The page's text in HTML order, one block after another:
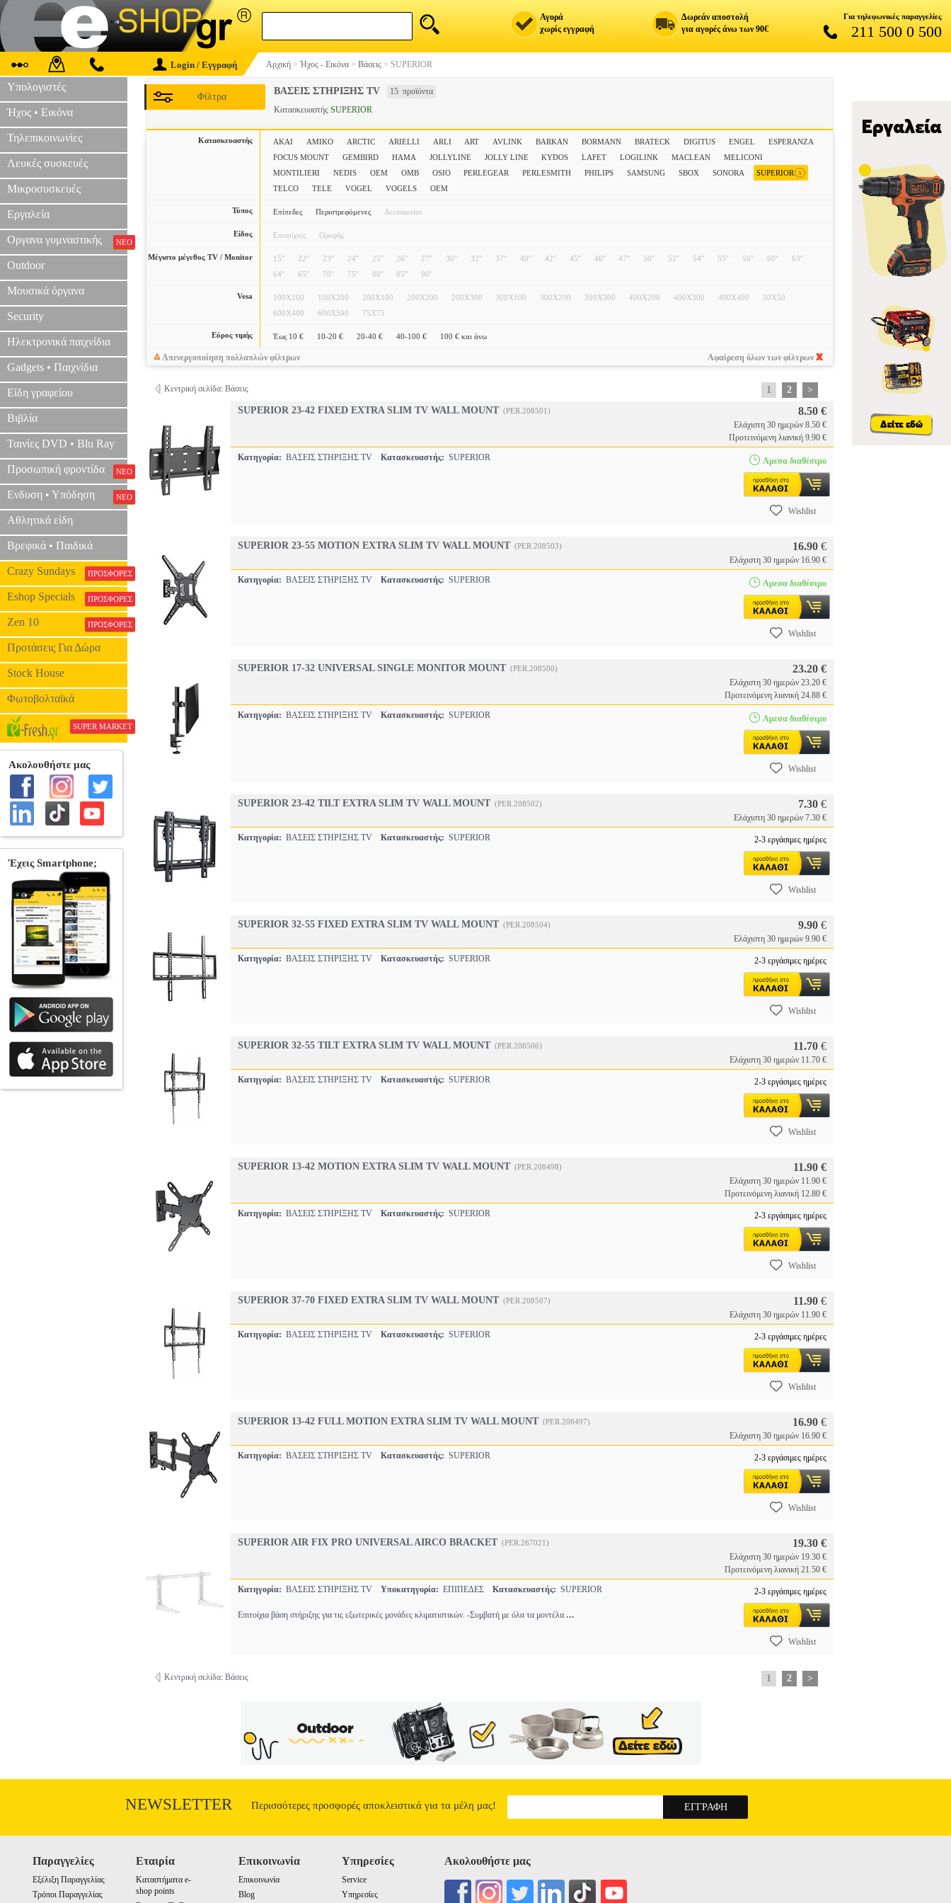
Αγορά
χωρίς εγγραφή
Δωρεάν αποστολή
για αγορές άνω των 90€
Για τηλεφωνικές παραγγελίες
211 500 0 500
Login / Εγγραφή Αρχική >Ήχος - Εικόνα > Βάσεις > SUPERIOR
Υπολογιστές
Ήχος • Εικόνα
Τηλεπικοινωνίες
Λευκές συσκευές
Μικροσυσκευές
Εργαλεία
Οργανα γυμναστικής ΝΕΟ
Outdoor
Μουσικά όργανα
Security
Ηλεκτρονικά παιχνίδια
Gadgets • Παιχνίδια
Είδη γραφείου
Βιβλία
Ταινίες DVD • Blu Ray
Προσωπική φροντίδα ΝΕΟ
Ενδυση • Υπόδηση ΝΕΟ
Αθλητικά είδη
Βρεφικά • Παιδικά
Crazy Sundays ΠΡΟΣΦΟΡΕΣ
Eshop Specials ΠΡΟΣΦΟΡΕΣ
Zen 10 ΠΡΟΣΦΟΡΕΣ
Προτάσεις Για Δώρα
Stock House
Φωτοβολταϊκά
SUPER MARKET
ΒΑΣΕΙΣ ΣΤΗΡΙΞΗΣ TV 15 προϊόντα
Φίλτρα
Κατασκευαστής SUPERIOR
Κατασκευαστής AKAI AMIKO ARCTIC ARIELLI ARLI ART AVLINK BARKAN BORMANN BRATECK DIGITUS ENGEL
ESPERANZA
FOCUS MOUNT
GEMBIRD HAMA JOLLYLINE JOLLY LINE KYDOS LAFET LOGILINK MACLEAN
MELICONI
MONTILIERI
NEDIS OEM OMB OSIO PERLEGEAR PERLESMITH PHILIPS SAMSUNG SBOX SONORA SUPERIOR x
TELCO
TELE VOGEL VOGELS ΟΕΜ
Τύπος Επίπεδες Περιστρεφόμενες Accessories
Είδος Επιτοίχιες Οροφής
Μέγιστο μέγεθος TV / Monitor 15'' 22'' 23'' 24'' 25'' 26'' 27'' 30'' 32'' 37'' 40'' 42'' 45'' 46'' 47'' 50'' 52'' 54'' 55'' 56'' 60''
63''
64''
65'' 70'' 75'' 80'' 85'' 90''
Vesa 100X100 100X200 200X100 200X200 200X300 300X100 300X200 300X300 400X200 400X300 400X400
50X50
600X400
600X500 75X75
Εύρος τιμής Έως 10 € 10-20 € 20-40 € 40-100 € 100 € και άνω
Απενεργοποίηση πολλαπλών φίλτρων Αφαίρεση όλων των φίλτρων
Κεντρική σελίδα: Βάσεις 1 2
>
SUPERIOR 23-42 FIXED EXTRA SLIM TV WALL MOUNT (PER.208501) 8.50 €
Ελάχιστη 30 ημερών 8.50 €
Προτεινόμενη λιανική 9.90 €
Κατηγορία: ΒΑΣΕΙΣ ΣΤΗΡΙΞΗΣ TV Κατασκευαστής: SUPERIOR Αμεσα διαθέσιμο
Wishlist
SUPERIOR 23-55 MOTION EXTRA SLIM TV WALL MOUNT (PER.208503) 16.90 €
Ελάχιστη 30 ημερών 16.90 €
Κατηγορία: ΒΑΣΕΙΣ ΣΤΗΡΙΞΗΣ TV Κατασκευαστής: SUPERIOR Αμεσα διαθέσιμο
Wishlist
SUPERIOR 17-32 UNIVERSAL SINGLE MONITOR MOUNT (PER.208500) 23.20 €
Ελάχιστη 30 ημερών 23.20 €
Προτεινόμενη λιανική 24.88 €
Κατηγορία: ΒΑΣΕΙΣ ΣΤΗΡΙΞΗΣ TV Κατασκευαστής: SUPERIOR Αμεσα διαθέσιμο
Wishlist
SUPERIOR 23-42 TILT EXTRA SLIM TV WALL MOUNT (PER.208502) 7.30 €
Ελάχιστη 30 ημερών 7.30 €
Κατηγορία: ΒΑΣΕΙΣ ΣΤΗΡΙΞΗΣ TV Κατασκευαστής: SUPERIOR 2-3 εργάσιμες ημέρες
Wishlist
SUPERIOR 32-55 FIXED EXTRA SLIM TV WALL MOUNT (PER.208504) 9.90 €
Ελάχιστη 30 ημερών 9.90 €
Κατηγορία: ΒΑΣΕΙΣ ΣΤΗΡΙΞΗΣ TV Κατασκευαστής: SUPERIOR 2-3 εργάσιμες ημέρες
Wishlist
SUPERIOR 32-55 TILT EXTRA SLIM TV WALL MOUNT (PER.208506) 11.70 €
Ελάχιστη 30 ημερών 11.70 €
Κατηγορία: ΒΑΣΕΙΣ ΣΤΗΡΙΞΗΣ TV Κατασκευαστής: SUPERIOR 2-3 εργάσιμες ημέρες
Wishlist
SUPERIOR 13-42 MOTION EXTRA SLIM TV WALL MOUNT (PER.208498) 11.90 €
Ελάχιστη 30 ημερών 11.90 €
Προτεινόμενη λιανική 12.80 €
Κατηγορία: ΒΑΣΕΙΣ ΣΤΗΡΙΞΗΣ TV Κατασκευαστής: SUPERIOR 2-3 εργάσιμες ημέρες
Wishlist
SUPERIOR 37-70 FIXED EXTRA SLIM TV WALL MOUNT (PER.208507) 11.90 €
Ελάχιστη 30 ημερών 11.90 €
Κατηγορία: ΒΑΣΕΙΣ ΣΤΗΡΙΞΗΣ TV Κατασκευαστής: SUPERIOR 2-3 εργάσιμες ημέρες
Wishlist
SUPERIOR 13-42 FULL MOTION EXTRA SLIM TV WALL MOUNT (PER.208497) 16.90 €
Ελάχιστη 30 ημερών 16.90 €
Κατηγορία: ΒΑΣΕΙΣ ΣΤΗΡΙΞΗΣ TV Κατασκευαστής: SUPERIOR 2-3 εργάσιμες ημέρες
Wishlist
SUPERIOR AIR FIX PRO UNIVERSAL AIRCO BRACKET (PER.267021) 19.30 €
Ελάχιστη 30 ημερών 19.30 €
Προτεινόμενη λιανική 21.50 €
Κατηγορία: ΒΑΣΕΙΣ ΣΤΗΡΙΞΗΣ TV Υποκατηγορία: ΕΠΙΠΕΔΕΣ Κατασκευαστής: SUPERIOR
Επιτοίχια βάση στήριξης για τις εξωτερικές μονάδες κλιματιστικών. -Συμβατή με όλα τα μοντέλα ...
2-3 εργάσιμες ημέρες
Wishlist
Κεντρική σελίδα: Βάσεις 1 2 >
NEWSLETTER Περισσότερες προσφορές αποκλειστικά για τα μέλη μας!
Παραγγελίες
Εξέλιξη Παραγγελίας
Τρόποι Παραγγελίας
Εταιρία
Καταστήματα e-
shop points
Επικοινωνία
Επικοινωνία
Blog
Υπηρεσίες
Service
Υπηρεσίες
Ακολουθήστε μας